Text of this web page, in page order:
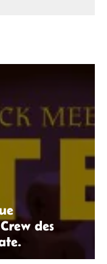
des